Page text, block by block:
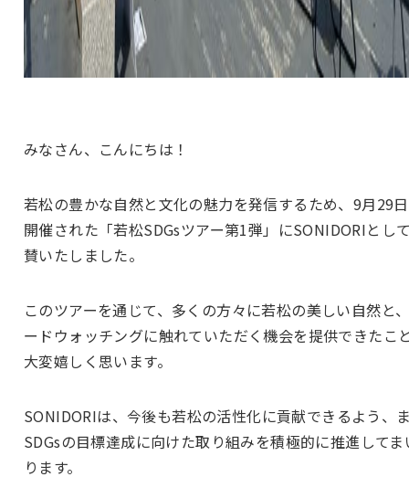
みなさん、こんにちは！
若松の豊かな自然と文化の魅力を発信するため、9月29
開催された「若松SDGsツアー第1弾」にSONIDORIとし
賛いたしました。
このツアーを通じて、多くの方々に若松の美しい自然と
ードウォッチングに触れていただく機会を提供できたこ
大変嬉しく思います。
SONIDORIは、今後も若松の活性化に貢献できるよう、
SDGsの目標達成に向けた取り組みを積極的に推進してま
ります。